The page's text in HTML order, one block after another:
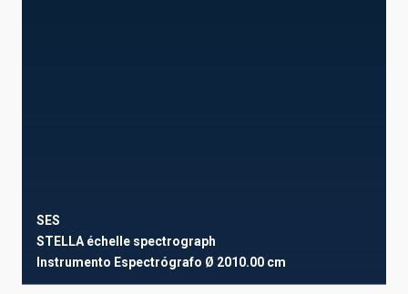
SES
STELLA échelle spectrograph
Instrumento Espectrógrafo Ø 2010.00 cm